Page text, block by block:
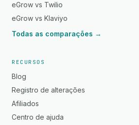
eGrow vs Twilio
eGrow vs Klaviyo
Todas as comparações →
RECURSOS
Blog
Registro de alterações
Afiliados
Centro de ajuda